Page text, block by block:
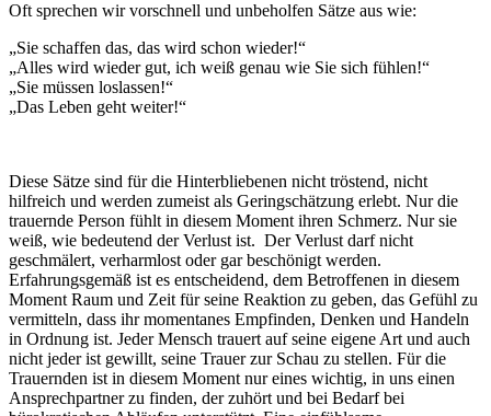
Oft sprechen wir vorschnell und unbeholfen Sätze aus wie:
„Sie schaffen das, das wird schon wieder!“
„Alles wird wieder gut, ich weiß genau wie Sie sich fühlen!“
„Sie müssen loslassen!“
„Das Leben geht weiter!“
Diese Sätze sind für die Hinterbliebenen nicht tröstend, nicht
hilfreich und werden zumeist als Geringschätzung erlebt. Nur die
trauernde Person fühlt in diesem Moment ihren Schmerz. Nur sie
weiß, wie bedeutend der Verlust ist. Der Verlust darf nicht
geschmälert, verharmlost oder gar beschönigt werden.
Erfahrungsgemäß ist es entscheidend, dem Betroffenen in diesem
Moment Raum und Zeit für seine Reaktion zu geben, das Gefühl zu
vermitteln, dass ihr momentanes Empfinden, Denken und Handeln
in Ordnung ist. Jeder Mensch trauert auf seine eigene Art und auch
nicht jeder ist gewillt, seine Trauer zur Schau zu stellen. Für die
Trauernden ist in diesem Moment nur eines wichtig, in uns einen
Ansprechpartner zu finden, der zuhört und bei Bedarf bei